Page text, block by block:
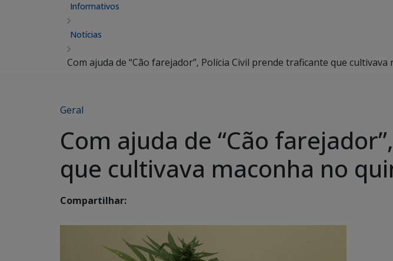
Informativos
Notícias
Com ajuda de “Cão farejador”, Polícia Civil prende traficante que
Geral
Com ajuda de “Cão
que cultivava maconha no
Compartilhar: